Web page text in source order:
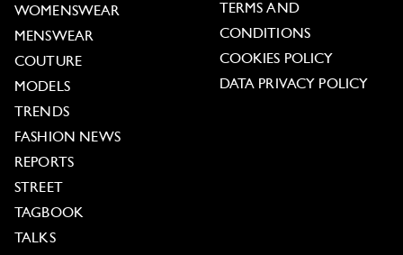
WOMENSWEAR
MENSWEAR
COUTURE
MODELS
TRENDS
FASHION NEWS
REPORTS
STREET
TAGBOOK
TALKS
TERMS AND
CONDITIONS
COOKIES POLICY
DATA PRIVACY POLICY